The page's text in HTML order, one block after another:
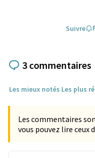
Suivre
3 commentaires
Les mieux notés Les plus
Les commentaires
vous pouvez lire ceux